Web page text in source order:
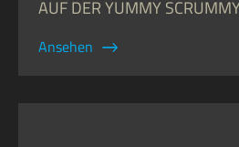
AUF DER YUMMY
Ansehen